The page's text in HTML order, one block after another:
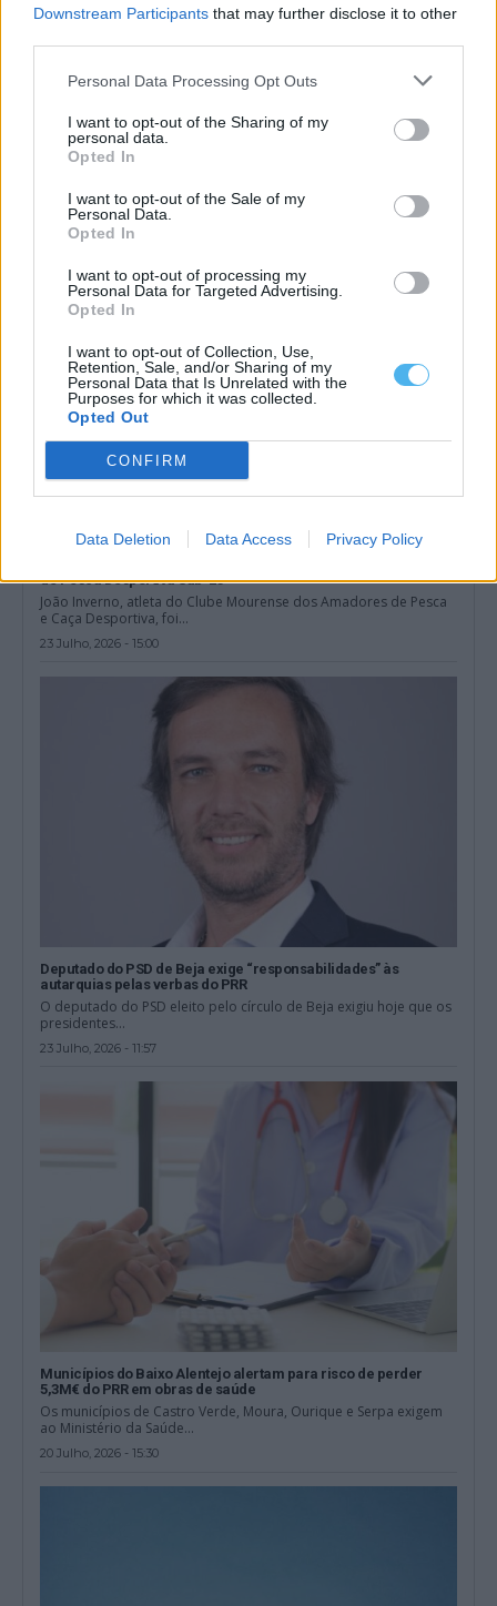
Downstream Participants that may further disclose it to other
Personal Data Processing Opt Outs
I want to opt-out of the Sharing of my
personal data.
Opted In
I want to opt-out of the Sale of my
Personal Data.
Opted In
I want to opt-out of processing my
Personal Data for Targeted Advertising.
Opted In
I want to opt-out of Collection, Use,
Retention, Sale, and/or Sharing of my
Personal Data that Is Unrelated with the
Purposes for which it was collected.
Opted Out
CONFIRM
Data Deletion Data Access Privacy Policy
Moura e Campo Maior estão entre os municípios mais
Moura e Campo Maior estão entre os 50 municípios mais
procurados para arrendar casa...
24 Julho, 2026 - 09:53
de Pesca Desportiva Sub-25
João Inverno, atleta do Clube Mourense dos Amadores de Pesca
e Caça Desportiva, foi...
23 Julho, 2026 - 15:00
Deputado do PSD de Beja exige “responsabilidades” às
autarquias pelas verbas do PRR
O deputado do PSD eleito pelo círculo de Beja exigiu hoje que os
presidentes...
23 Julho, 2026 - 11:57
Municípios do Baixo Alentejo alertam para risco de perder
5,3M€ do PRR em obras de saúde
Os municípios de Castro Verde, Moura, Ourique e Serpa exigem
ao Ministério da Saúde...
20 Julho, 2026 - 15:30